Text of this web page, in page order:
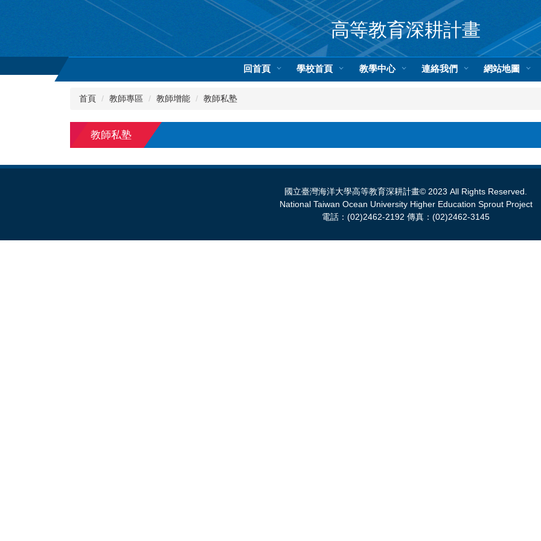
內
高等教育深耕計畫
回首頁 學校首頁 教學中心 連絡我們 網站地圖
首頁 教師專區 教師增能 教師私塾
教師私塾
國立臺灣海洋大學高等教育深耕計畫© 2023 All Rights Reserved.
National Taiwan Ocean University Higher Education Sprout Project
電話：(02)2462-2192 傳真：(02)2462-3145